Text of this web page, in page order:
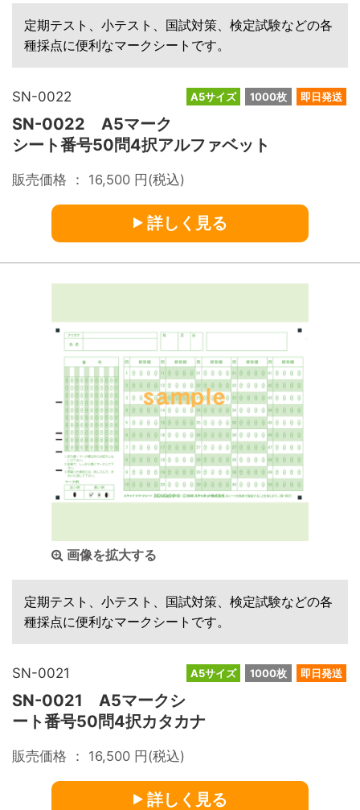
定期テスト、小テスト、国試対策、検定試験などの各
種採点に便利なマークシートです。
A5サイズ 1000枚 即日発送
SN-0022
SN-0022 A5マーク
シート番号50問4択アルファベット
販売価格 ： 16,500 円(税込)
詳しく見る
画像を拡大する
定期テスト、小テスト、国試対策、検定試験などの各
種採点に便利なマークシートです。
A5サイズ 1000枚 即日発送
SN-0021
SN-0021 A5マークシ
ート番号50問4択カタカナ
販売価格 ： 16,500 円(税込)
詳しく見る